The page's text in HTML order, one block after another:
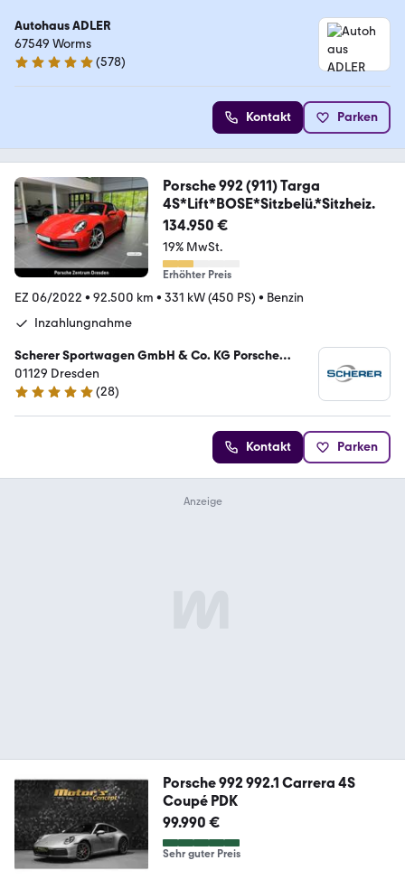
Autohaus ADLER
67549 Worms
4.9 Sterne
(578)
Kontakt Parken
Porsche 992 (911) Targa
4S*Lift*BOSE*Sitzbelü.*Sitzheiz.
134.950 €
19% MwSt.
Erhöhter Preis
EZ 06/2022 • 92.500 km • 331 kW (450 PS) • Benzin
Inzahlungnahme
Scherer Sportwagen GmbH & Co. KG Porsche
Zentrum Dresden
01129 Dresden
4.8 Sterne
(28)
Kontakt Parken
Porsche 992 992.1 Carrera 4S
Coupé PDK
99.990 €
Sehr guter Preis